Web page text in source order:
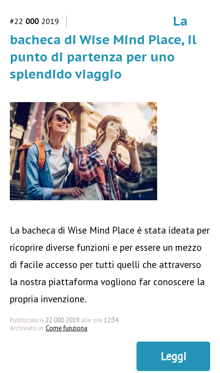
#22 000 2019
La
bacheca di Wise Mind Place, il
punto di partenza per uno
splendido viaggio
La bacheca di Wise Mind Place è stata ideata per
ricoprire diverse funzioni e per essere un mezzo
di facile accesso per tutti quelli che attraverso
la nostra piattaforma vogliono far conoscere la
propria invenzione.
Pubblicato il 22 000 2019 alle ore 12:34
Archiviato in:Come funziona
Leggi